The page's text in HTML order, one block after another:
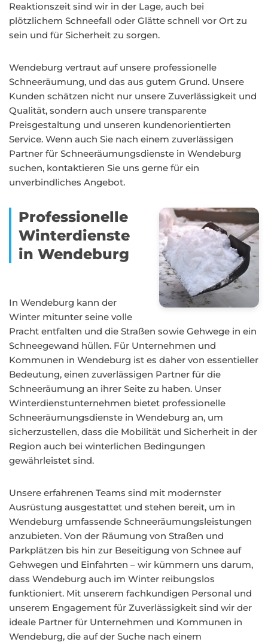
Reaktionszeit sind wir in der Lage, auch bei
plötzlichem Schneefall oder Glätte schnell vor Ort zu
sein und für Sicherheit zu sorgen.
Wendeburg vertraut auf unsere professionelle
Schneeräumung, und das aus gutem Grund. Unsere
Kunden schätzen nicht nur unsere Zuverlässigkeit und
Qualität, sondern auch unsere transparente
Preisgestaltung und unseren kundenorientierten
Service. Wenn auch Sie nach einem zuverlässigen
Partner für Schneeräumungsdienste in Wendeburg
suchen, kontaktieren Sie uns gerne für ein
unverbindliches Angebot.
Professionelle
Winterdienste
in Wendeburg
In Wendeburg kann der
Winter mitunter seine volle
Pracht entfalten und die Straßen sowie Gehwege in ein
Schneegewand hüllen. Für Unternehmen und
Kommunen in Wendeburg ist es daher von essentieller
Bedeutung, einen zuverlässigen Partner für die
Schneeräumung an ihrer Seite zu haben. Unser
Winterdienstunternehmen bietet professionelle
Schneeräumungsdienste in Wendeburg an, um
sicherzustellen, dass die Mobilität und Sicherheit in der
Region auch bei winterlichen Bedingungen
gewährleistet sind.
Unsere erfahrenen Teams sind mit modernster
Ausrüstung ausgestattet und stehen bereit, um in
Wendeburg umfassende Schneeräumungsleistungen
anzubieten. Von der Räumung von Straßen und
Parkplätzen bis hin zur Beseitigung von Schnee auf
Gehwegen und Einfahrten – wir kümmern uns darum,
dass Wendeburg auch im Winter reibungslos
funktioniert. Mit unserem fachkundigen Personal und
unserem Engagement für Zuverlässigkeit sind wir der
ideale Partner für Unternehmen und Kommunen in
Wendeburg, die auf der Suche nach einem